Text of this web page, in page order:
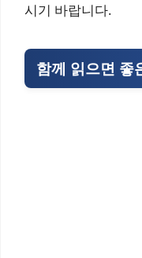
시기 바랍니다.
함께 읽으면 좋